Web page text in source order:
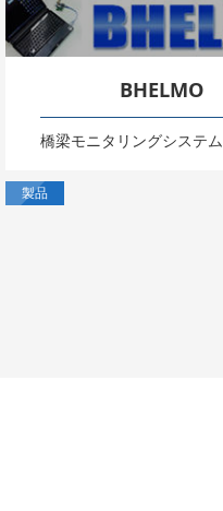
BHELMO
橋梁モニタリングシステム
製品